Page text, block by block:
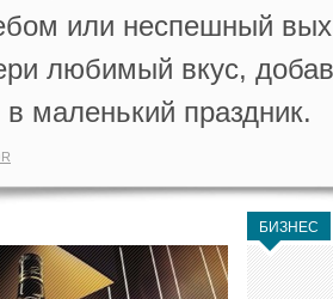
или неспешный
любимый вкус,
в маленький праздник.
БИЗНЕС